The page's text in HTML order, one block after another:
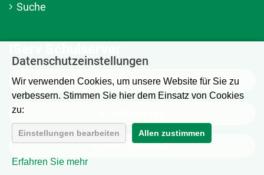
Datenschutzeinstellungen
Wir verwenden Cookies, um unsere Website für Sie zu
verbessern. Stimmen Sie hier dem Einsatz von Cookies
zu:
Einstellungen bearbeiten Allen zustimmen
Erfahren Sie mehr
Suche
Ahlem
Windausstraße